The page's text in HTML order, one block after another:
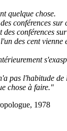
quelque chose.
conférences sur
conférences
des cent vienne
pas l'habitude de
chose à faire."
1978